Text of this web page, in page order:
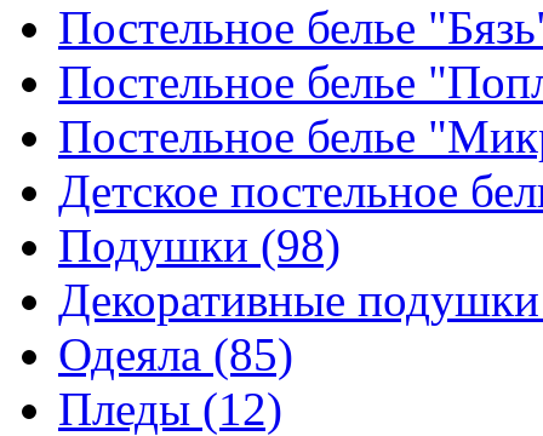
Постельное белье
Постельное белье
Постельное белье
Детское постельное
Подушки (98)
Декоративные
Одеяла (85)
Пледы (12)